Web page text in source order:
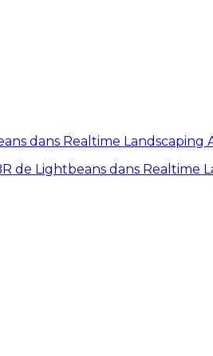
dans Realtime Landscaping
de Lightbeans dans Realtime